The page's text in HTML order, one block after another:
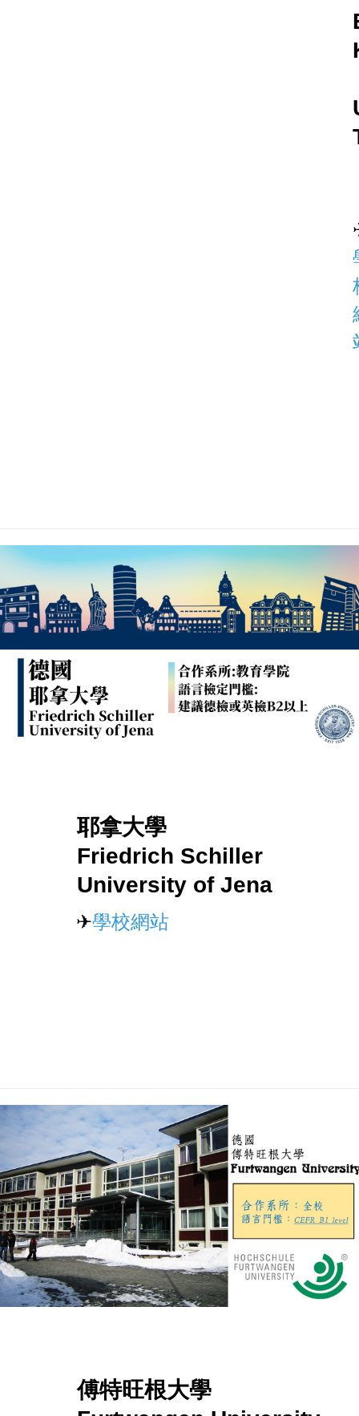
耶拿大學
Friedrich Schiller
University of Jena
✈學校網站
傅特旺根大學